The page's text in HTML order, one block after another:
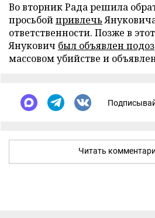
Во вторник Рада решила
просьбойпривлечь
ответственности. Позже в
Янукович был объявлен
массовом убийстве и
Читать